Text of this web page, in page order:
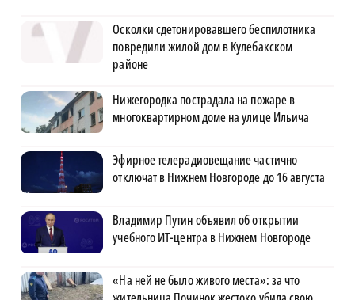
Осколки сдетонировавшего беспилотника
повредили жилой дом в Кулебакском
районе
Нижегородка пострадала на пожаре в
многоквартирном доме на улице Ильича
Эфирное телерадиовещание частично
отключат в Нижнем Новгороде до 16 августа
Владимир Путин объявил об открытии
учебного ИТ-центра в Нижнем Новгороде
«На ней не было живого места»: за что